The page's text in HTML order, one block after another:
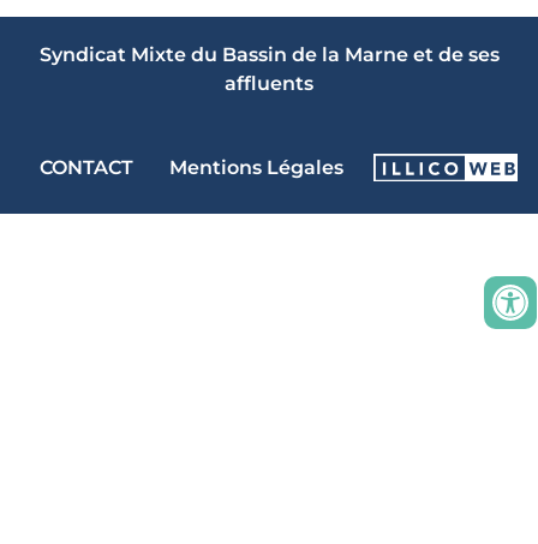
Syndicat Mixte du Bassin de la Marne et de ses
affluents
CONTACT Mentions Légales